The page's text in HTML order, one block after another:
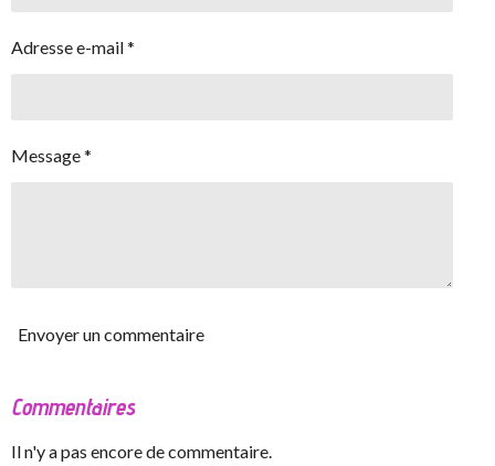
Adresse e-mail *
Message *
Envoyer un commentaire
Commentaires
Il n'y a pas encore de commentaire.